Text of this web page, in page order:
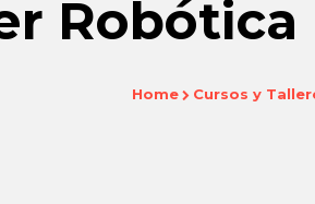
Home Cursos y